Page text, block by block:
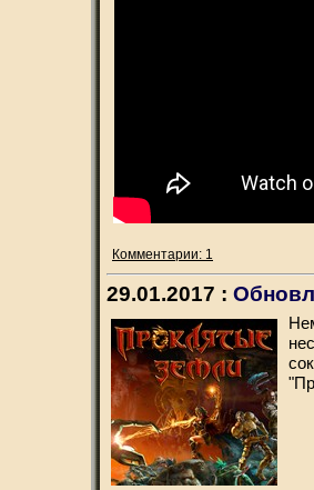
Комментарии: 1
29.01.2017 :